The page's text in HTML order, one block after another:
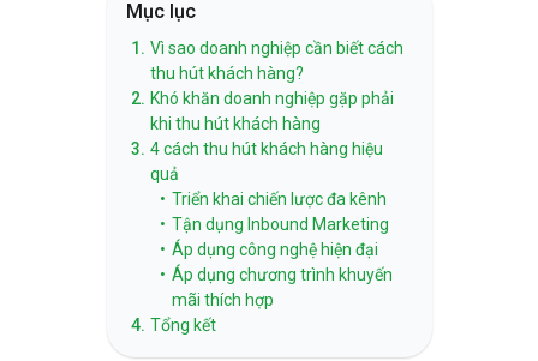
Mục lục
1. Vì sao doanh nghiệp cần biết cách
thu hút khách hàng?
2. Khó khăn doanh nghiệp gặp phải
khi thu hút khách hàng
3. 4 cách thu hút khách hàng hiệu
quả
• Triển khai chiến lược đa kênh
• Tận dụng Inbound Marketing
• Áp dụng công nghệ hiện đại
• Áp dụng chương trình khuyến
mãi thích hợp
4. Tổng kết